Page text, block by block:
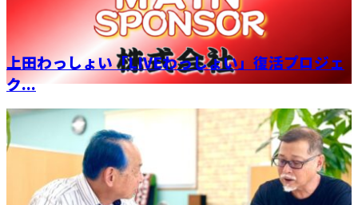
上田わっしょい「LIVEわっしょい」復活プロジェ
ク...